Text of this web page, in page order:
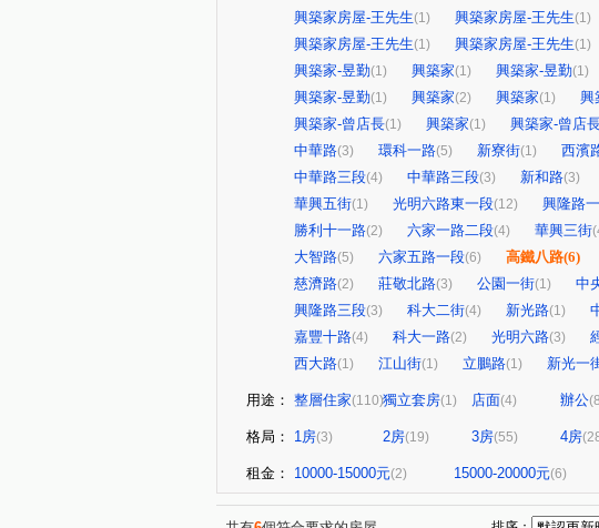
興築家房屋-王先生(1) 興築家房屋-王先生(1)
興築家房屋-王先生(1) 興築家房屋-王先生(1)
興築家-昱勤(1) 興築家(1) 興築家-昱勤(1)
興築家-昱勤(1) 興築家(2) 興築家(1) 興
興築家-曾店長(1) 興築家(1) 興築家-曾店
中華路(3) 環科一路(5) 新寮街(1) 西濱
中華路三段(4) 中華路三段(3) 新和路(3)
華興五街(1) 光明六路東一段(12) 興隆路
勝利十一路(2) 六家一路二段(4) 華興三街
大智路(5) 六家五路一段(6) 高鐵八路(6)
慈濟路(2) 莊敬北路(3) 公園一街(1) 中
興隆路三段(3) 科大二街(4) 新光路(1)
嘉豐十路(4) 科大一路(2) 光明六路(3)
西大路(1) 江山街(1) 立鵬路(1) 新光一
用途： 整層住家(110)獨立套房(1) 店面(4) 辦公
格局： 1房(3) 2房(19) 3房(55) 4房
租金： 10000-15000元(2) 15000-20000元(6)